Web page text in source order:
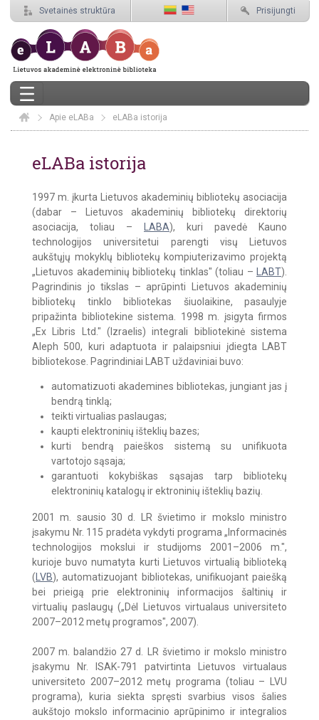
Svetainės struktūra Prisijungti
Elaba
Apie eLABa eLABa istorija
eLABa istorija
1997 m. įkurta Lietuvos akademinių bibliotekų asociacija
(dabar – Lietuvos akademinių bibliotekų direktorių
asociacija, toliau –
LABA), kuri pavedė Kauno
technologijos universitetui parengti visų Lietuvos
aukštųjų mokyklų bibliotekų kompiuterizavimo projektą
„Lietuvos akademinių bibliotekų tinklas" (toliau –
LABT).
Pagrindinis jo tikslas – aprūpinti Lietuvos akademinių
bibliotekų tinklo bibliotekas šiuolaikine, pasaulyje
pripažinta bibliotekine sistema. 1998 m. įsigyta firmos
„Ex Libris Ltd." (Izraelis) integrali bibliotekinė sistema
Aleph 500, kuri adaptuota ir palaipsniui įdiegta LABT
bibliotekose. Pagrindiniai LABT uždaviniai buvo:
automatizuoti akademines bibliotekas, jungiant jas į
bendrą tinklą;
teikti virtualias paslaugas;
kaupti elektroninių išteklių bazes;
kurti bendrą paieškos sistemą su unifikuota
vartotojo sąsaja;
garantuoti kokybiškas sąsajas tarp bibliotekų
elektroninių katalogų ir ektroninių išteklių bazių.
2001 m. sausio 30 d. LR švietimo ir mokslo ministro
įsakymu Nr. 115 pradėta vykdyti programa „Informacinės
technologijos mokslui ir studijoms 2001–2006 m.",
kurioje buvo numatyta kurti Lietuvos virtualią biblioteką
( LVB), automatizuojant bibliotekas, unifikuojant paiešką
bei prieigą prie elektroninių informacijos šaltinių ir
virtualių paslaugų („Dėl Lietuvos virtualaus universiteto
2007–2012 metų programos", 2007).
2007 m. balandžio 27 d. LR švietimo ir mokslo ministro
įsakymu Nr. ISAK-791 patvirtinta Lietuvos virtualaus
universiteto 2007–2012 metų programa (toliau – LVU
programa), kuria siekta spręsti svarbius visos šalies
aukštojo mokslo informacinio aprūpinimo ir integralios